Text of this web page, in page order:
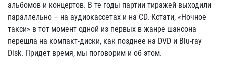
альбомов и концертов. В те годы партии тиражей выходили
параллельно – на аудиокассетах и на CD. Кстати, «Ночное
такси» в тот момент одной из первых в жанре шансона
перешла на компакт-диски, как позднее на DVD и Blu-ray
Disk. Придет время, мы поговорим и об этом.